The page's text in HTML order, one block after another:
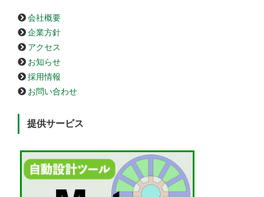
会社概要
企業方針
アクセス
お知らせ
採用情報
お問い合わせ
提供サービス